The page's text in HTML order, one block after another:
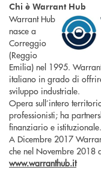
Chi è Warrant Hub
Warrant Hub
nasce a
Correggio
(Reggio
Emilia) nel 1995.
italiano in grado di
sviluppo industriale.
Opera sull’intero
professionisti; ha
finanziario e istituzionale.
A Dicembre 2017
che nel Novembre 2018
www.warranthub.it